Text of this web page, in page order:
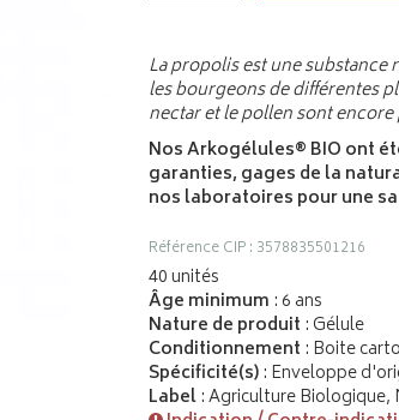
La propolis est une substance
les bourgeons de différentes
nectar et le pollen sont
Nos Arkogélules® BIO ont
garanties, gages de la
nos laboratoires pour une
Référence CIP : 3578835501216
40 unités
Âge minimum : 6 ans
Nature de produit : Gélule
Conditionnement : Boite
Spécificité(s): Enveloppe
Label: Agriculture Biologique,